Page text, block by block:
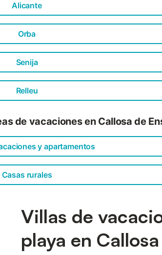
Alicante
Orba
Senija
Relleu
de vacaciones en Callosa de
y apartamentos
Casas rurales
Villas de
playa en